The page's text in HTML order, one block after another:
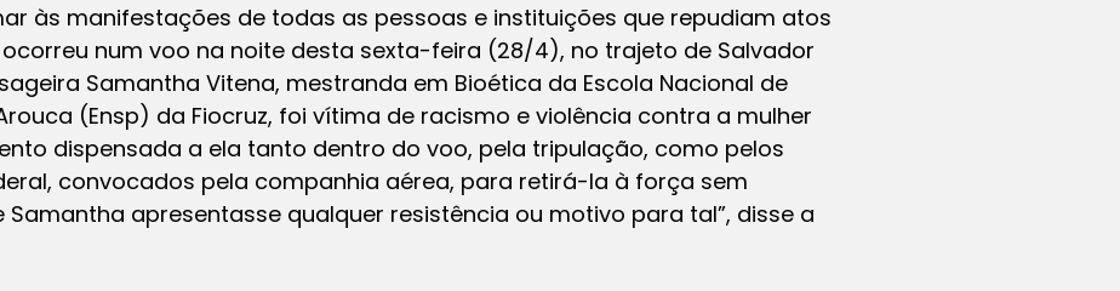
às manifestações de todas as pessoas e instituições que repudiam atos
num voo na noite desta sexta-feira (28/4), no trajeto de Salvador
Samantha Vitena, mestranda em Bioética da Escola Nacional de
(Ensp) da Fiocruz, foi vítima de racismo e violência contra a mulher
dispensada a ela tanto dentro do voo, pela tripulação, como pelos
convocados pela companhia aérea, para retirá-la à força sem
apresentasse qualquer resistência ou motivo para tal”, disse a